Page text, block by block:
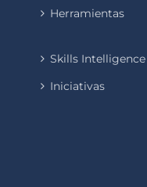
Herramientas
Skills Intelligence
Iniciativas